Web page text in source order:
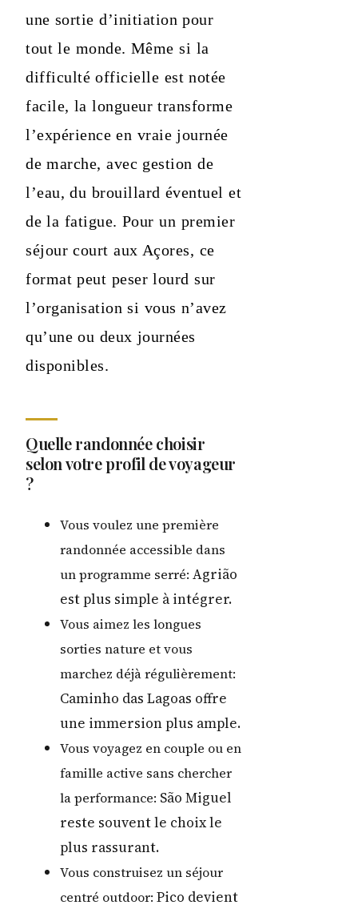
une sortie d’initiation pour
tout le monde. Même si la
difficulté officielle est notée
facile, la longueur transforme
l’expérience en vraie journée
de marche, avec gestion de
l’eau, du brouillard éventuel et
de la fatigue. Pour un premier
séjour court aux Açores, ce
format peut peser lourd sur
l’organisation si vous n’avez
qu’une ou deux journées
disponibles.
Quelle randonnée choisir
selon votre profil de voyageur
?
Vous voulez une première
randonnée accessible dans
un programme serré: Agrião
est plus simple à intégrer.
Vous aimez les longues
sorties nature et vous
marchez déjà régulièrement:
Caminho das Lagoas offre
une immersion plus ample.
Vous voyagez en couple ou en
famille active sans chercher
la performance: São Miguel
reste souvent le choix le
plus rassurant.
Vous construisez un séjour
centré outdoor: Pico devient